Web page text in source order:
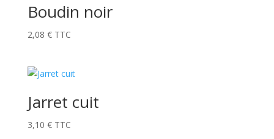
Boudin noir
2,08 € TTC
Jarret cuit
3,10 € TTC